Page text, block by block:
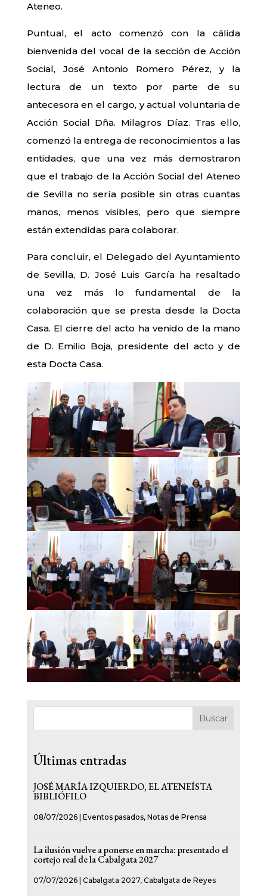
Ateneo.
Puntual, el acto comenzó con la cálida
bienvenida del vocal de la sección de Acción
Social, José Antonio Romero Pérez, y la
lectura de un texto por parte de su
antecesora en el cargo, y actual voluntaria de
Acción Social Dña. Milagros Díaz. Tras ello,
comenzó la entrega de reconocimientos a las
entidades, que una vez más demostraron
que el trabajo de la Acción Social del Ateneo
de Sevilla no sería posible sin otras cuantas
manos, menos visibles, pero que siempre
están extendidas para colaborar.
Para concluir, el Delegado del Ayuntamiento
de Sevilla, D. José Luis García ha resaltado
una vez más lo fundamental de la
colaboración que se presta desde la Docta
Casa. El cierre del acto ha venido de la mano
de D. Emilio Boja, presidente del acto y de
esta Docta Casa.
Buscar
Últimas entradas
JOSÉ MARÍA IZQUIERDO, EL ATENEÍSTA
BIBLIÓFILO
08/07/2026| Eventos pasados, Notas de Prensa
La ilusión vuelve a ponerse en marcha: presentado el
cortejo real de la Cabalgata 2027
07/07/2026| Cabalgata 2027, Cabalgata de Reyes